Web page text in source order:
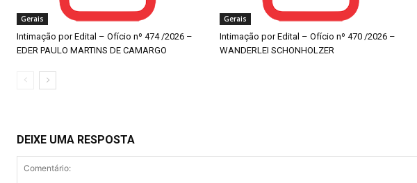
Gerais
Intimação por Edital – Ofício nº 474 /2026 –
EDER PAULO MARTINS DE CAMARGO
Gerais
Intimação por Edital – Ofício nº 470 /2026 –
WANDERLEI SCHONHOLZER
DEIXE UMA RESPOSTA